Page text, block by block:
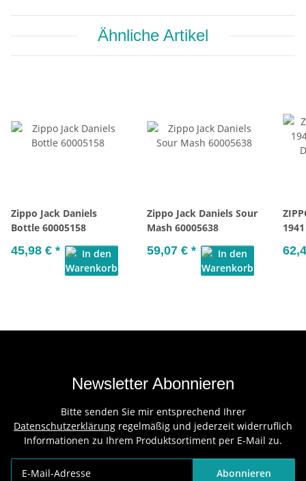
Ähnliche Artikel
Zippo Jack Daniels
Bottle 60005158
45,98 € *
Zippo Jack Daniels Sour
Mash 60005638
59,07 € *
Newsletter Abonnieren
Bitte senden Sie mir entsprechend Ihrer
Datenschutzerklärung regelmäßig und jederzeit widerruflich
Informationen zu Ihrem Produktsortiment per E-Mail zu.
Abonnieren